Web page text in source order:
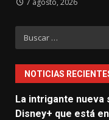
Buscar:
NOTICIAS
La intrigante nueva
Disney+ que está